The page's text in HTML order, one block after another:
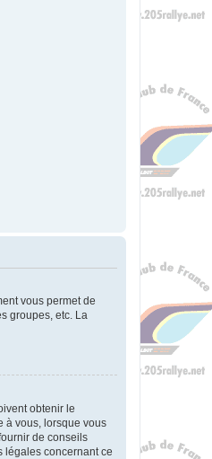
vous permet de
groupes, etc. La
obtenir le
à vous, lorsque vous
de conseils
légales concernant ce